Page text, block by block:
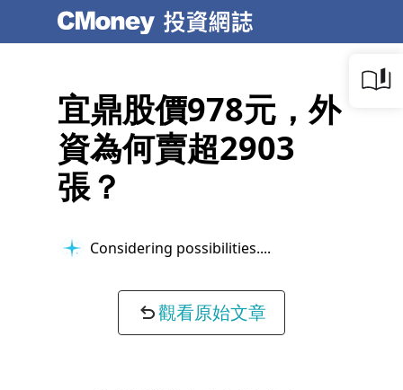
宜鼎股價978元，外
資為何賣超2903
張？
Considering possibilities...
觀看原始文章